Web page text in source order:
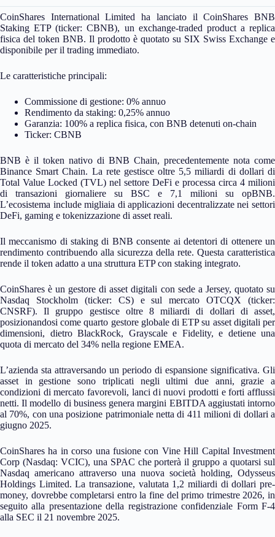
CoinShares International Limited ha lanciato il CoinShares BNB
Staking ETP (ticker: CBNB), un exchange-traded product a replica
fisica del token BNB. Il prodotto è quotato su SIX Swiss Exchange e
disponibile per il trading immediato.
Le caratteristiche principali:
Commissione di gestione: 0% annuo
Rendimento da staking: 0,25% annuo
Garanzia: 100% a replica fisica, con BNB detenuti on-chain
Ticker: CBNB
BNB è il token nativo di BNB Chain, precedentemente nota come
Binance Smart Chain. La rete gestisce oltre 5,5 miliardi di dollari di
Total Value Locked (TVL) nel settore DeFi e processa circa 4 milioni
di transazioni giornaliere su BSC e 7,1 milioni su opBNB.
L’ecosistema include migliaia di applicazioni decentralizzate nei settori
DeFi, gaming e tokenizzazione di asset reali.
Il meccanismo di staking di BNB consente ai detentori di ottenere un
rendimento contribuendo alla sicurezza della rete. Questa caratteristica
rende il token adatto a una struttura ETP con staking integrato.
CoinShares è un gestore di asset digitali con sede a Jersey, quotato su
Nasdaq Stockholm (ticker: CS) e sul mercato OTCQX (ticker:
CNSRF). Il gruppo gestisce oltre 8 miliardi di dollari di asset,
posizionandosi come quarto gestore globale di ETP su asset digitali per
dimensioni, dietro BlackRock, Grayscale e Fidelity, e detiene una
quota di mercato del 34% nella regione EMEA.
L’azienda sta attraversando un periodo di espansione significativa. Gli
asset in gestione sono triplicati negli ultimi due anni, grazie a
condizioni di mercato favorevoli, lanci di nuovi prodotti e forti afflussi
netti. Il modello di business genera margini EBITDA aggiustati intorno
al 70%, con una posizione patrimoniale netta di 411 milioni di dollari a
giugno 2025.
CoinShares ha in corso una fusione con Vine Hill Capital Investment
Corp (Nasdaq: VCIC), una SPAC che porterà il gruppo a quotarsi sul
Nasdaq americano attraverso una nuova società holding, Odysseus
Holdings Limited. La transazione, valutata 1,2 miliardi di dollari pre-
money, dovrebbe completarsi entro la fine del primo trimestre 2026, in
seguito alla presentazione della registrazione confidenziale Form F-4
alla SEC il 21 novembre 2025.